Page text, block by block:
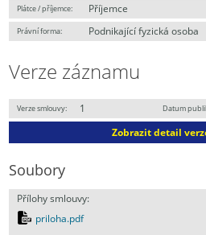
Plátce / příjemce: Příjemce
Právní forma: Podnikající fyzická osoba
Verze záznamu
Verze smlouvy: 1 Datum
Zobrazit detail
Soubory
Přílohy smlouvy:
priloha.pdf